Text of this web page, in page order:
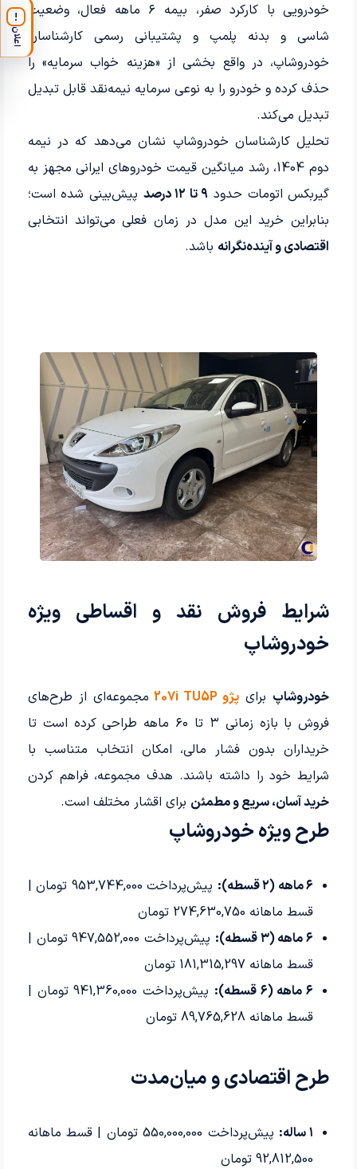
خودرویی با کارکرد صفر، بیمه ۶ ماهه فعال، وضعیت
شاسی و بدنه پلمپ و پشتیبانی رسمی کارشناسان
خودروشاپ، در واقع بخشی از «هزینه خواب سرمایه» را
حذف کرده و خودرو را به نوعی سرمایه نیمه‌نقد قابل تبدیل
تبدیل می‌کند.
تحلیل کارشناسان خودروشاپ نشان می‌دهد که در نیمه
دوم 1404، رشد میانگین قیمت خودروهای ایرانی مجهز به
گیربکس اتومات حدود ۹ تا ۱۲ درصد
پیش‌بینی شده است؛
بنابراین خرید این مدل در زمان فعلی می‌تواند انتخابی
اقتصادی و آینده‌نگرانه باشد.
شرایط فروش نقد و اقساطی ویژه
خودروشاپ
خودروشاپ برای پژو 207i TU5P
مجموعه‌ای از طرح‌های
فروش با بازه زمانی ۳ تا ۶۰ ماهه طراحی کرده است تا
خریداران بدون فشار مالی، امکان انتخاب متناسب با
شرایط خود را داشته باشند. هدف مجموعه، فراهم کردن
خرید آسان، سریع و مطمئن برای اقشار مختلف است.
طرح ویژه خودروشاپ
۶ ماهه (۲ قسطه):
پیش‌پرداخت 953,744,000 تومان |
قسط ماهانه 274,630,750 تومان
۶ ماهه (۳ قسطه):
پیش‌پرداخت 947,552,000 تومان |
قسط ماهانه 181,315,297 تومان
۶ ماهه (۶ قسطه):
پیش‌پرداخت 941,360,000 تومان |
قسط ماهانه 89,765,628 تومان
طرح اقتصادی و میان‌مدت
۱ ساله:
پیش‌پرداخت 550,000,000 تومان | قسط ماهانه
92,812,500 تومان
!
اعلان